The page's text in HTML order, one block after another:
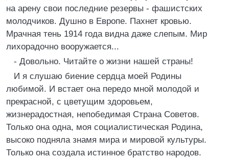
на арену свои последние резервы - фашистских
молодчиков. Душно в Европе. Пахнет кровью.
Мрачная тень 1914 года видна даже слепым. Мир
лихорадочно вооружается...
- Довольно. Читайте о жизни нашей страны!
И я слушаю биение сердца моей Родины
любимой. И встает она передо мной молодой и
прекрасной, с цветущим здоровьем,
жизнерадостная, непобедимая Страна Советов.
Только она одна, моя социалистическая Родина,
высоко подняла знамя мира и мировой культуры.
Только она создала истинное братство народов.